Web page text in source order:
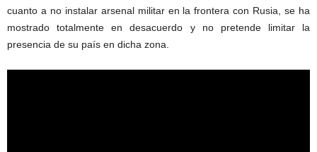
cuanto a no instalar arsenal militar en la frontera con Rusia, se ha
mostrado totalmente en desacuerdo y no pretende limitar la
presencia de su país en dicha zona.